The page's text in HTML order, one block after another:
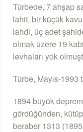
Türbede, 7 ahşap
lahit, bir küçük
lahdi, üç adet
olmak üzere 19
levhaları yok
Türbe, Mayıs-1993
1894 büyük
gördüğünden,
beraber 1313